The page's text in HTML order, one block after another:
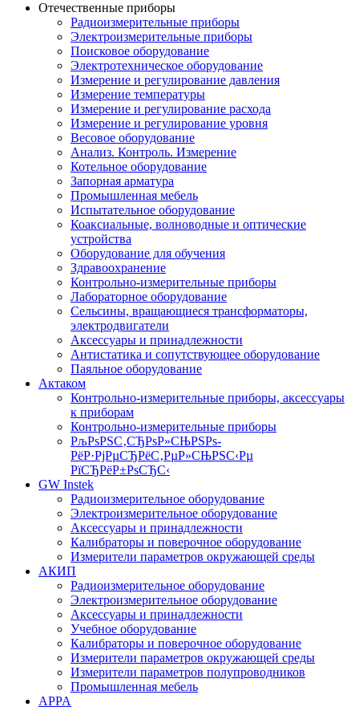
Отечественные приборы
Радиоизмерительные приборы
Электроизмерительные приборы
Поисковое оборудование
Электротехническое оборудование
Измерение и регулирование давления
Измерение температуры
Измерение и регулирование расхода
Измерение и регулирование уровня
Весовое оборудование
Анализ. Контроль. Измерение
Котельное оборудование
Запорная арматура
Промышленная мебель
Испытательное оборудование
Коаксиальные, волноводные и оптические
устройства
Оборудование для обучения
Здравоохранение
Контрольно-измерительные приборы
Лабораторное оборудование
Сельсины, вращающиеся трансформаторы,
электродвигатели
Аксессуары и принадлежности
Антистатика и сопутствующее оборудование
Паяльное оборудование
Актаком
Контрольно-измерительные приборы, аксессуары
к приборам
Контрольно-измерительные приборы
РљРѕРЅС‚СЂРѕР»СЊРЅРѕ-
РёР·РјРµСЂРёС‚РµР»СЊРЅС‹Рµ
РїСЂРёР±РѕСЂС‹
GW Instek
Радиоизмерительное оборудование
Электроизмерительное оборудование
Аксессуары и принадлежности
Калибраторы и поверочное оборудование
Измерители параметров окружающей среды
АКИП
Радиоизмерительное оборудование
Электроизмерительное оборудование
Аксессуары и принадлежности
Учебное оборудование
Калибраторы и поверочное оборудование
Измерители параметров окружающей среды
Измерители параметров полупроводников
Промышленная мебель
APPA